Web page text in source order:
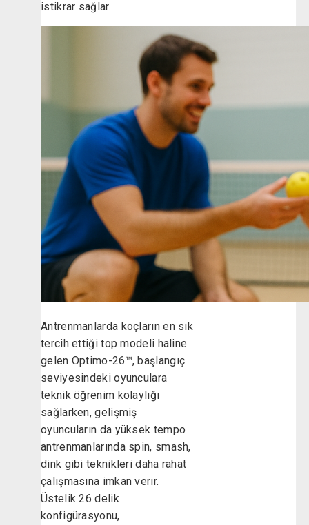
istikrar sağlar.
Antrenmanlarda koçların en sık
tercih ettiği top modeli haline
gelen Optimo-26™, başlangıç
seviyesindeki oyunculara
teknik öğrenim kolaylığı
sağlarken, gelişmiş
oyuncuların da yüksek tempo
antrenmanlarında spin, smash,
dink gibi teknikleri daha rahat
çalışmasına imkan verir.
Üstelik 26 delik
konfigürasyonu,